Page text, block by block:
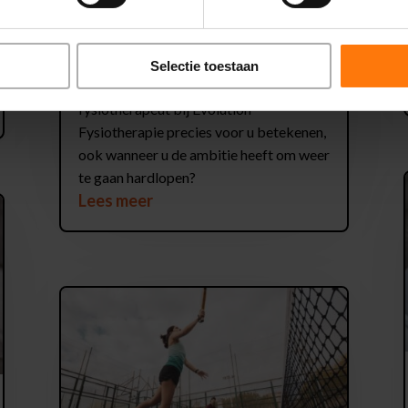
Selectie toestaan
feb 14, 2025
Na de operatie moet u een tijd lang
herstellen met hulp van een
fysiotherapeut. Wat kan een
fysiotherapeut bij Evolution
Fysiotherapie precies voor u betekenen,
ook wanneer u de ambitie heeft om weer
te gaan hardlopen?
Lees meer